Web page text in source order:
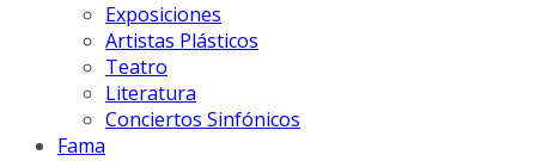
Exposiciones
Artistas Plásticos
Teatro
Literatura
Conciertos Sinfónicos
Fama